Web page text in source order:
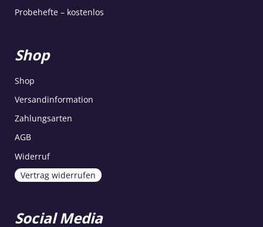
Probehefte – kostenlos
Shop
Shop
Versandinformation
Zahlungsarten
AGB
Widerruf
Vertrag widerrufen
Social Media